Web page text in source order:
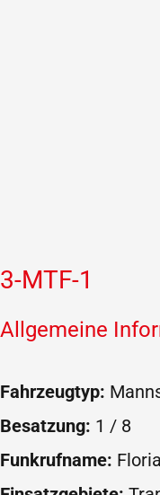
3-MTF-1
Allgemeine
Fahrzeugtyp:
Besatzung: 1 / 8
Funkrufname: